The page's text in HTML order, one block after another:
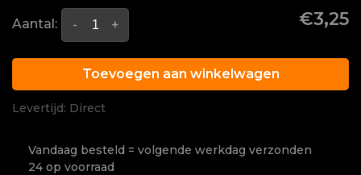
Aantal: +
- €3,25
Toevoegen aan winkelwagen
Levertijd: Direct
Vandaag besteld = volgende werkdag verzonden
24 op voorraad